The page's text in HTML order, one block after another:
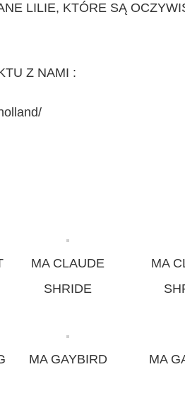
LILIE, KTÓRE SĄ
Z NAMI :
MA CLAUDE
SHRIDE
MA
MA GAYBIRD MA